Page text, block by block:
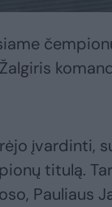
įvardinti,
titulą.
Pauliaus